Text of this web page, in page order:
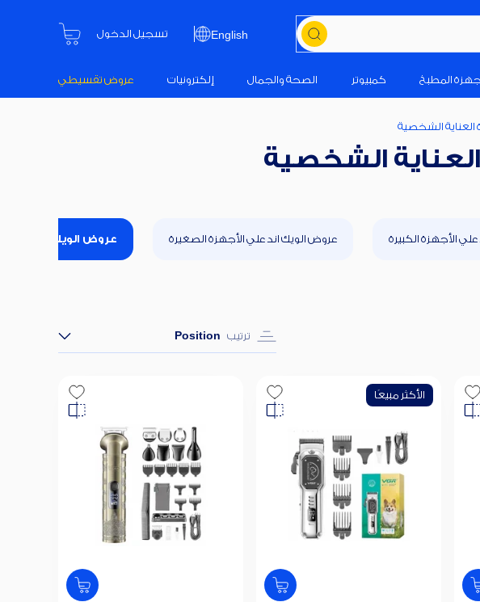
English تسجيل الدخول
المطبخ كمبيوتر الصحة والجمال إلكترونيات عروض تقسيطي
الشخصية
الشخصية
الأجهزة الكبيرة عروض الويك اند علي الأجهزة الصغيرة عروض الويك اند علي
ترتيب Position
الأكثر مبيعًا